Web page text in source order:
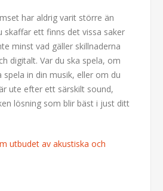
har aldrig varit större än
skaffar ett finns det vissa saker
minst vad gäller skillnaderna
digitalt. Var du ska spela, om
spela in din musik, eller om du
ute efter ett särskilt sound,
lösning som blir bäst i just ditt
utbudet av akustiska och